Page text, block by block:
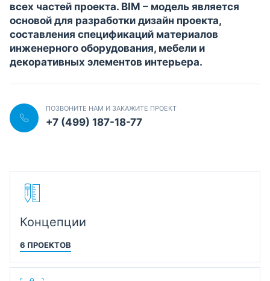
всех частей проекта. BIM – модель является
основой для разработки дизайн проекта,
составления спецификаций материалов
инженерного оборудования, мебели и
декоративных элементов интерьера.
ПОЗВОНИТЕ НАМ И ЗАКАЖИТЕ ПРОЕКТ
+7 (499) 187-18-77
Концепции
6 ПРОЕКТОВ